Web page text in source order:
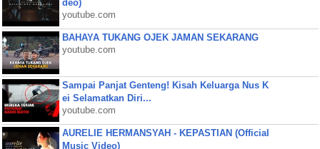
deo)
youtube.com
BAHAYA TUKANG OJEK JAMAN SEKARANG
youtube.com
Sampai Panjat Genteng! Kisah Keluarga Nus K
ei Selamatkan Diri...
youtube.com
AURELIE HERMANSYAH - KEPASTIAN (Official
Music Video)